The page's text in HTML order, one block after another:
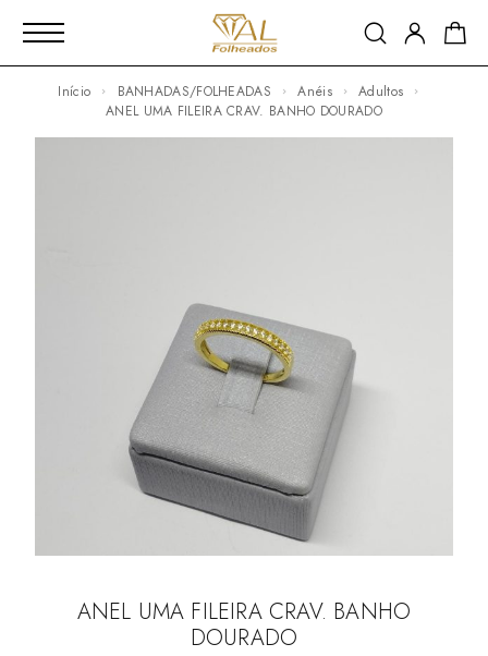
Início BANHADAS/FOLHEADAS Anéis
Adultos
ANEL UMA FILEIRA CRAV. BANHO DOURADO
ANEL UMA FILEIRA CRAV. BANHO
DOURADO